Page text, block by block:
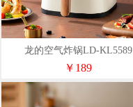
龙的空气炸锅LD-KL5589
￥189